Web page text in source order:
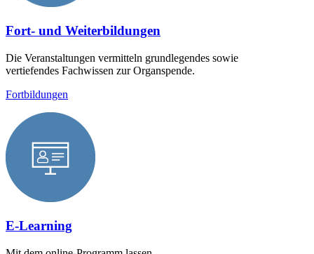
Fort- und Weiterbildungen
Die Veranstaltungen vermitteln grundlegendes sowie
vertiefendes Fachwissen zur Organspende.
Fortbildungen
E-Learning